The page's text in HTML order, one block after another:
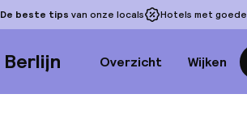
De beste tips van onze locals Hotels met goede
Berlijn Overzicht Wijken